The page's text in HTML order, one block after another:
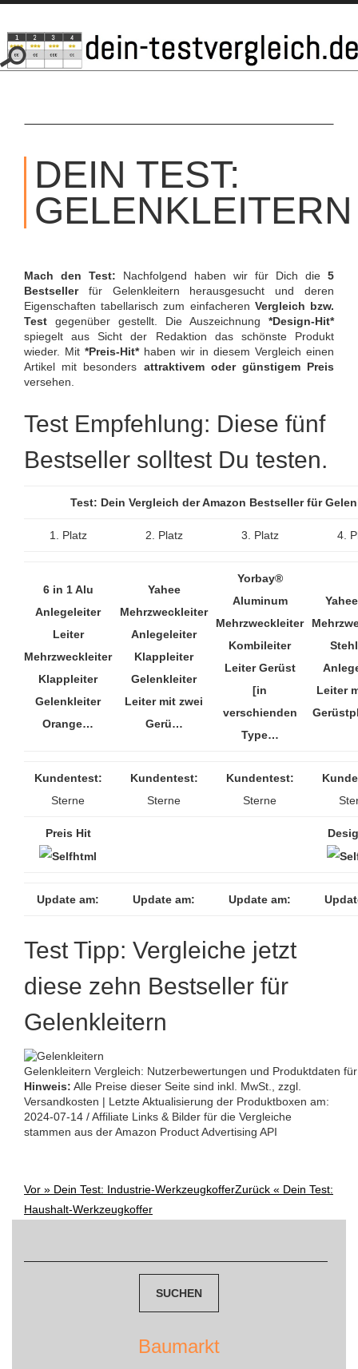
SKIP
CONTENT
DEIN TEST:
GELENKLEITERN
Mach den Test: Nachfolgend haben wir für Dich die 5
Bestsellerfür Gelenkleitern herausgesucht und deren
Eigenschaften tabellarisch zum einfacheren Vergleich bzw.
Test gegenüber gestellt. Die Auszeichnung *Design-Hit*
spiegelt aus Sicht der Redaktion das schönste Produkt
wieder. Mit *Preis-Hit*haben wir in diesem Vergleich einen
Artikel mit besonders attraktivem oder günstigem Preis
versehen.
Test Empfehlung: Diese fünf
Bestseller solltest Du testen.
Test: Dein Vergleich der Amazon Bestseller für
1. Platz 2. Platz 3. Platz 4.
6 in 1 Alu
Anlegeleiter
Leiter
Mehrzweckleiter
Klappleiter
Gelenkleiter
Orange…
Yahee
Mehrzweckleiter
Anlegeleiter
Klappleiter
Gelenkleiter
Leiter mit zwei
Gerü…
Yorbay®
Aluminum
Mehrzweckleiter
Kombileiter
Leiter Gerüst
[in
verschienden
Type…
Leiter
Kundentest:
Sterne
Kundentest:
Sterne
Kundentest:
Sterne
Preis Hit
Update am: Update am: Update am:
Test Tipp: Vergleiche jetzt
diese zehn Bestseller für
Gelenkleitern
Gelenkleitern Vergleich: Nutzerbewertungen und Produktdaten
Hinweis: Alle Preise dieser Seite sind inkl. MwSt., zzgl.
Versandkosten | Letzte Aktualisierung der Produktboxen am:
2024-07-14 / Affiliate Links & Bilder für die Vergleiche
stammen aus der Amazon Product Advertising API
Post
Vor » Dein Test: Industrie-WerkzeugkofferZurück « Dein Test:
Haushalt-Werkzeugkoffer
Baumarkt